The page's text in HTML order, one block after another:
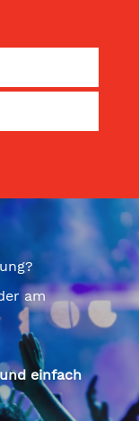
am
einfach